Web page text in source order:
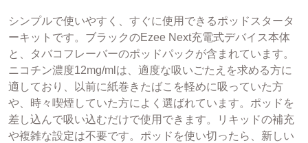
シンプルで使いやすく、すぐに使用できるポッドスタータ
ーキットです。ブラックのEzee Next充電式デバイス本体
と、タバコフレーバーのポッドパックが含まれています。
ニコチン濃度12mg/mlは、適度な吸いごたえを求める方に
適しており、以前に紙巻きたばこを軽めに吸っていた方
や、時々喫煙していた方によく選ばれています。ポッドを
差し込んで吸い込むだけで使用できます。リキッドの補充
や複雑な設定は不要です。ポッドを使い切ったら、新しい